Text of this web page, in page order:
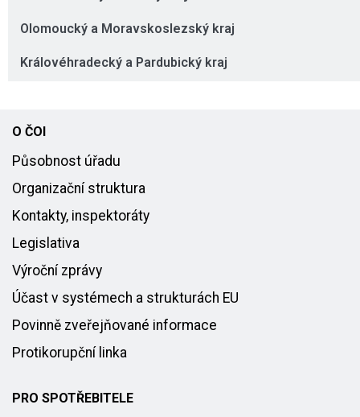
Olomoucký a Moravskoslezský kraj
Královéhradecký a Pardubický kraj
O ČOI
Působnost úřadu
Organizační struktura
Kontakty, inspektoráty
Legislativa
Výroční zprávy
Účast v systémech a strukturách EU
Povinně zveřejňované informace
Protikorupční linka
PRO SPOTŘEBITELE